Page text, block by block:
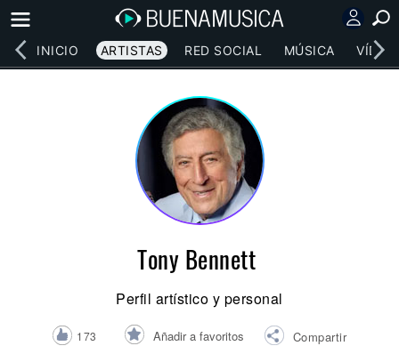
INICIO ARTISTAS RED SOCIAL MÚSICA
Tony Bennett
Perfil artístico y personal
173 Añadir a favoritos Compartir